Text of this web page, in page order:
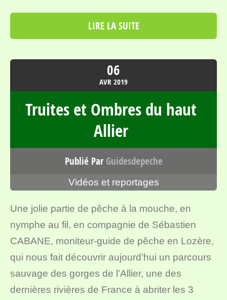
LIRE LA SUITE
06
AVR2019
Truites et Ombres du haut
Allier
Publié ParGuidesdepeche
Vidéos et reportages
Une jolie partie de pêche à la mouche, en
nymphe au fil, en compagnie de Sébastien
CABANE, moniteur-guide de pêche en Lozère,
qui nous fait découvrir aujourd’hui un parcours
sauvage des gorges de l’Allier, une des
dernières rivières de France à abriter les 3